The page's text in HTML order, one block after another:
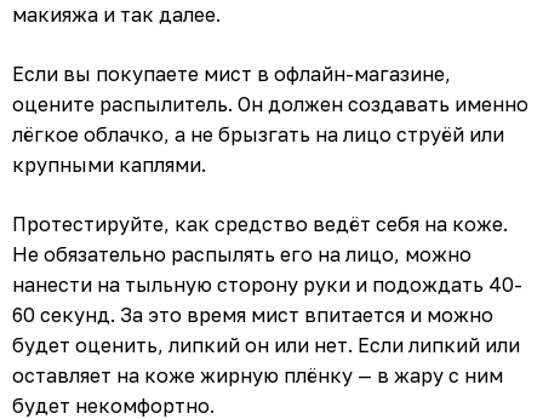
макияжа и так далее.
Если вы покупаете мист в офлайн-магазине,
оцените распылитель. Он должен создавать именно
лёгкое облачко, а не брызгать на лицо струёй или
крупными каплями.
Протестируйте, как средство ведёт себя на коже.
Не обязательно распылять его на лицо, можно
нанести на тыльную сторону руки и подождать 40-
60 секунд. За это время мист впитается и можно
будет оценить, липкий он или нет. Если липкий или
оставляет на коже жирную плёнку — в жару с ним
будет некомфортно.